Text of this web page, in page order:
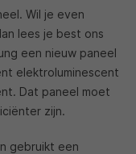
Wil je even
lees je best ons
een nieuw paneel
elektroluminescent
Dat paneel moet
zijn.
gebruikt een